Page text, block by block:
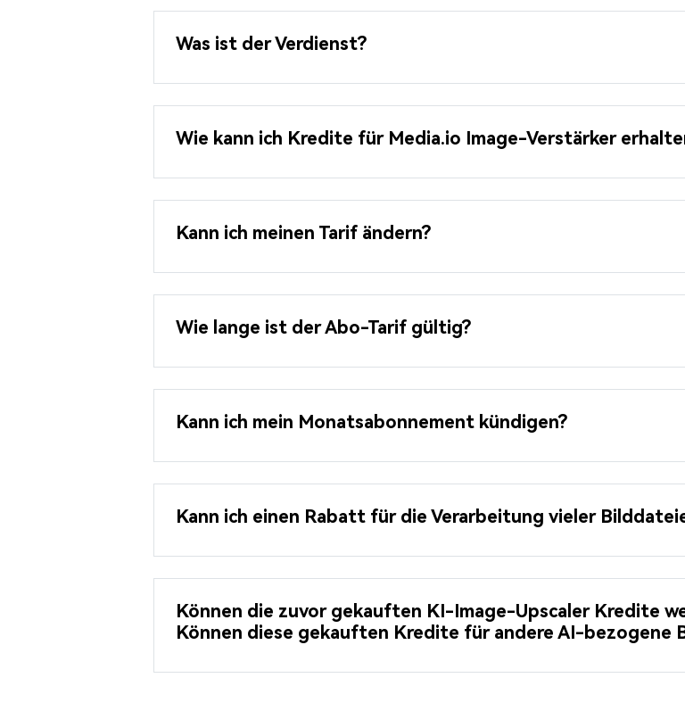
Was ist der Verdienst?
Wie kann ich Kredite für Media.io Image-Verstärker
Kann ich meinen Tarif ändern?
Wie lange ist der Abo-Tarif gültig?
Kann ich mein Monatsabonnement kündigen?
Kann ich einen Rabatt für die Verarbeitung vieler
Können die zuvor gekauften KI-Image-Upscaler Kredite
Können diese gekauften Kredite für andere AI-bezogene